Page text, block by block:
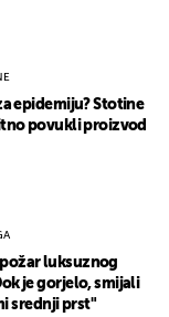
epidemiju? Stotine
povukli proizvod
požar luksuznog
je gorjelo, smijali
srednji prst"